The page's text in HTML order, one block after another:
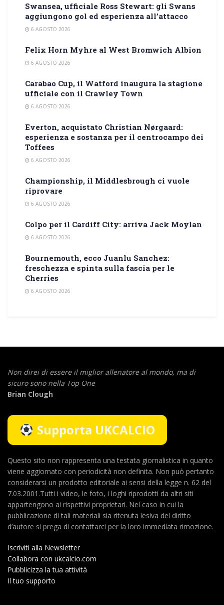
Swansea, ufficiale Ross Stewart: gli Swans
aggiungono gol ed esperienza all’attacco
6 AGOSTO 2026
Felix Horn Myhre al West Bromwich Albion
6 AGOSTO 2026
Carabao Cup, il Watford inaugura la stagione
ufficiale con il Crawley Town
6 AGOSTO 2026
Everton, acquistato Christian Nørgaard:
esperienza e sostanza per il centrocampo dei
Toffees
6 AGOSTO 2026
Championship, il Middlesbrough ci vuole
riprovare
6 AGOSTO 2026
Colpo per il Cardiff City: arriva Jack Moylan
6 AGOSTO 2026
Bournemouth, ecco Juanlu Sanchez:
freschezza e spinta sulla fascia per le
Cherries
6 AGOSTO 2026
Non direi di essere il miglior allenatore al mondo, ma di
sicuro sono nella Top One
Brian Clough
Supporta UKCALCIO
Questo sito non rappresenta una testata giornalistica in quanto
viene aggiornato con periodicità non definita. Non può pertanto
considerarsi un prodotto editoriale ai sensi della legge n. 62 del
7.03.2001.Tutti i video, le foto, i loghi riprodotti da altri siti
appartengono ai rispettivi proprietari. Nel caso in cui la
pubblicazione di tali materiali sia ritenuta lesiva del diritto
d’autore si prega di contattarci per la loro immediata rimozione.
Iscriviti alla Newsletter
Collabora con ukcalcio.com
Pubblicizza la tua attività
Il tuo supporto